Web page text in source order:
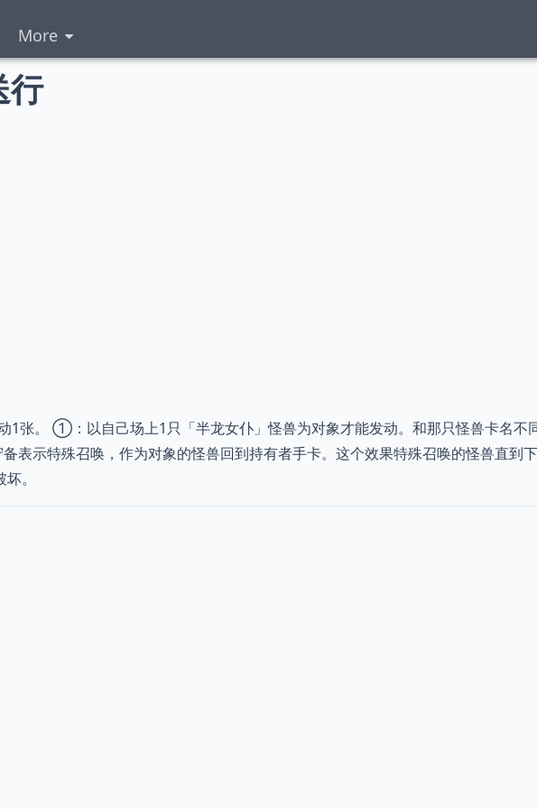
More
行
1张。 ①：以自己场上1只「半龙女仆」怪兽为对象才能发动。和那只怪兽卡名不
表示特殊召唤，作为对象的怪兽回到持有者手卡。这个效果特殊召唤的怪兽直到
。